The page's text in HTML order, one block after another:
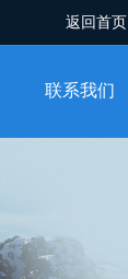
返回首页
联系我们